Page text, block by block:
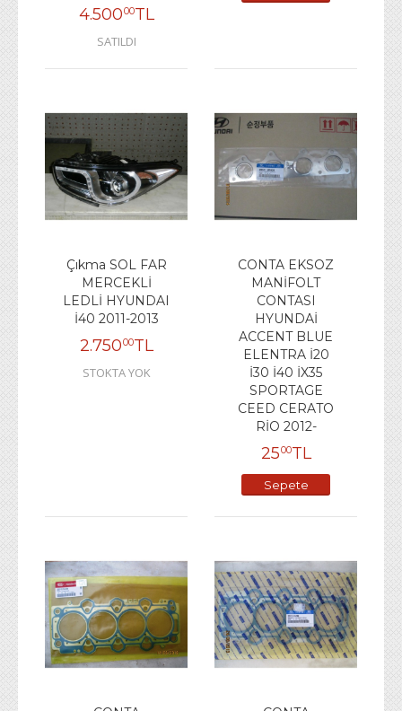
4.50000TL
SATILDI
Çıkma SOL FAR
MERCEKLİ
LEDLİ HYUNDAI
İ40 2011-2013
2.75000TL
STOKTA YOK
CONTA EKSOZ
MANİFOLT
CONTASI
HYUNDAİ
ACCENT BLUE
ELENTRA İ20
İ30 İ40 İX35
SPORTAGE
CEED CERATO
RİO 2012-
2500TL
Sepete